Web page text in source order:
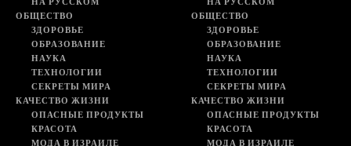
ОБЩЕСТВО
ЗДОРОВЬЕ
ОБРАЗОВАНИЕ
НАУКА
ТЕХНОЛОГИИ
СЕКРЕТЫ МИРА
КАЧЕСТВО ЖИЗНИ
ОПАСНЫЕ ПРОДУКТЫ
КРАСОТА
МОДА В ИЗРАИЛЕ
ОБЩЕСТВО
ЗДОРОВЬЕ
ОБРАЗОВАНИЕ
НАУКА
ТЕХНОЛОГИИ
СЕКРЕТЫ МИРА
КАЧЕСТВО ЖИЗНИ
ОПАСНЫЕ ПРОДУКТЫ
КРАСОТА
МОДА В ИЗРАИЛЕ